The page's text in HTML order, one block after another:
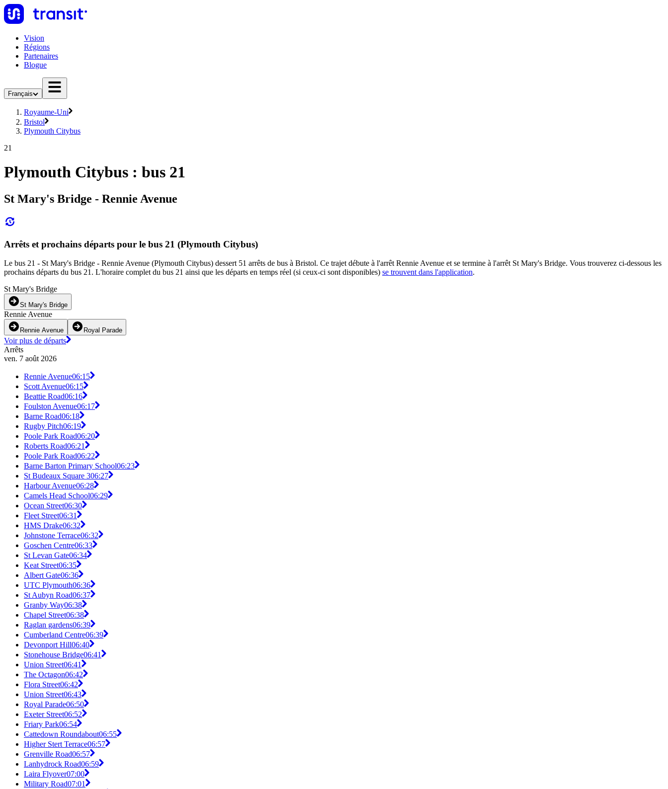
Vision
Régions
Partenaires
Blogue
Français
Royaume-Uni
Bristol
Plymouth Citybus
21
Plymouth Citybus : bus 21
St Mary's Bridge - Rennie Avenue
Arrêts et prochains départs pour le bus 21 (Plymouth Citybus)
Le bus 21 - St Mary's Bridge - Rennie Avenue (Plymouth Citybus) dessert 51 arrêts de bus à Bristol. Ce trajet débute à l'arrêt Rennie Avenue et se termine à l'arrêt St Mary's Bridge. Vous trouverez ci-dessous les
prochains départs du bus 21. L'horaire complet du bus 21 ainsi que les départs en temps réel (si ceux-ci sont disponibles) se trouvent dans l'application.
St Mary's Bridge
St Mary's Bridge
Rennie Avenue
Rennie Avenue Royal Parade
Voir plus de départs
Arrêts
ven. 7 août 2026
Rennie Avenue06:15
Scott Avenue06:15
Beattie Road06:16
Foulston Avenue06:17
Barne Road06:18
Rugby Pitch06:19
Poole Park Road06:20
Roberts Road06:21
Poole Park Road06:22
Barne Barton Primary School06:23
St Budeaux Square 306:27
Harbour Avenue06:28
Camels Head School06:29
Ocean Street06:30
Fleet Street06:31
HMS Drake06:32
Johnstone Terrace06:32
Goschen Centre06:33
St Levan Gate06:34
Keat Street06:35
Albert Gate06:36
UTC Plymouth06:36
St Aubyn Road06:37
Granby Way06:38
Chapel Street06:38
Raglan gardens06:39
Cumberland Centre06:39
Devonport Hill06:40
Stonehouse Bridge06:41
Union Street06:41
The Octagon06:42
Flora Street06:42
Union Street06:43
Royal Parade06:50
Exeter Street06:52
Friary Park06:54
Cattedown Roundabout06:55
Higher Stert Terrace06:57
Grenville Road06:57
Lanhydrock Road06:59
Laira Flyover07:00
Military Road07:01